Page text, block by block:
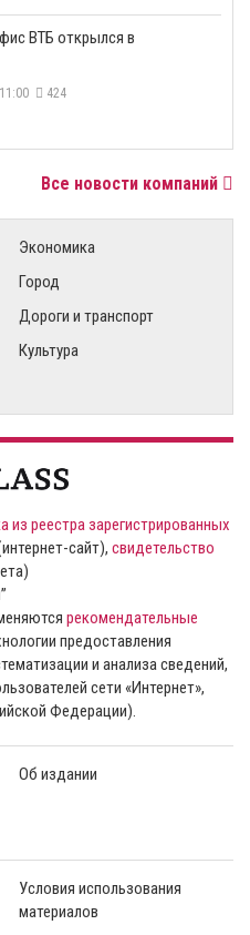
ВТБ открылся в
424
Все новости компаний
Экономика
Город
Дороги и транспорт
Культура
из реестра зарегистрированных
сайт), свидетельство
рекомендательные
предоставления
и анализа сведений,
сети «Интернет»,
Федерации).
Об издании
Условия использования
материалов